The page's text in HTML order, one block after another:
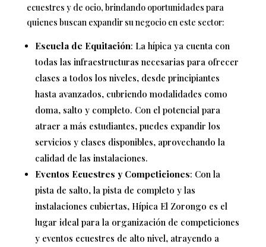
ecuestres y de ocio, brindando oportunidades para
quienes buscan expandir su negocio en este sector:
Escuela de Equitación: La hípica ya cuenta con
todas las infraestructuras necesarias para ofrecer
clases a todos los niveles, desde principiantes
hasta avanzados, cubriendo modalidades como
doma, salto y completo. Con el potencial para
atraer a más estudiantes, puedes expandir los
servicios y clases disponibles, aprovechando la
calidad de las instalaciones.
Eventos Ecuestres y Competiciones: Con la
pista de salto, la pista de completo y las
instalaciones cubiertas, Hípica El Zorongo es el
lugar ideal para la organización de competiciones
y eventos ecuestres de alto nivel, atrayendo a